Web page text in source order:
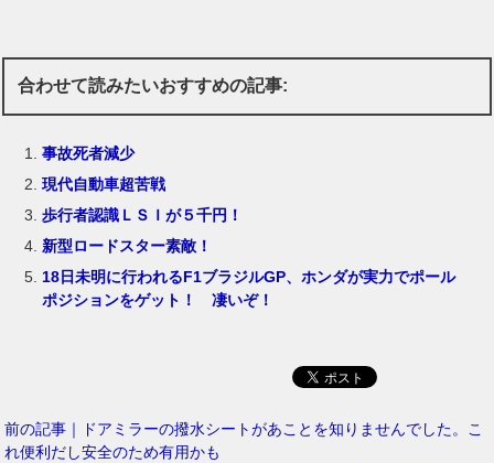
合わせて読みたいおすすめの記事:
事故死者減少
現代自動車超苦戦
歩行者認識ＬＳＩが５千円！
新型ロードスター素敵！
18日未明に行われるF1ブラジルGP、ホンダが実力でポール
ポジションをゲット！ 凄いぞ！
前の記事｜ドアミラーの撥水シートがあことを知りませんでした。こ
れ便利だし安全のため有用かも